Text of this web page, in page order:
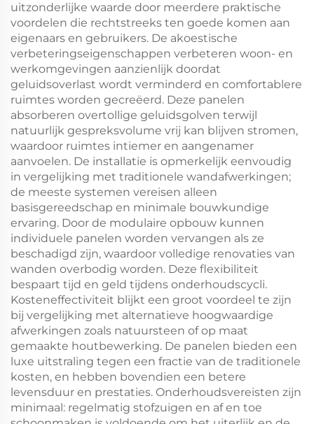
uitzonderlijke waarde door meerdere praktische
voordelen die rechtstreeks ten goede komen aan
eigenaars en gebruikers. De akoestische
verbeteringseigenschappen verbeteren woon- en
werkomgevingen aanzienlijk doordat
geluidsoverlast wordt verminderd en comfortablere
ruimtes worden gecreëerd. Deze panelen
absorberen overtollige geluidsgolven terwijl
natuurlijk gespreksvolume vrij kan blijven stromen,
waardoor ruimtes intiemer en aangenamer
aanvoelen. De installatie is opmerkelijk eenvoudig
in vergelijking met traditionele wandafwerkingen;
de meeste systemen vereisen alleen
basisgereedschap en minimale bouwkundige
ervaring. Door de modulaire opbouw kunnen
individuele panelen worden vervangen als ze
beschadigd zijn, waardoor volledige renovaties van
wanden overbodig worden. Deze flexibiliteit
bespaart tijd en geld tijdens onderhoudscycli.
Kosteneffectiviteit blijkt een groot voordeel te zijn
bij vergelijking met alternatieve hoogwaardige
afwerkingen zoals natuursteen of op maat
gemaakte houtbewerking. De panelen bieden een
luxe uitstraling tegen een fractie van de traditionele
kosten, en hebben bovendien een betere
levensduur en prestaties. Onderhoudsvereisten zijn
minimaal: regelmatig stofzuigen en af en toe